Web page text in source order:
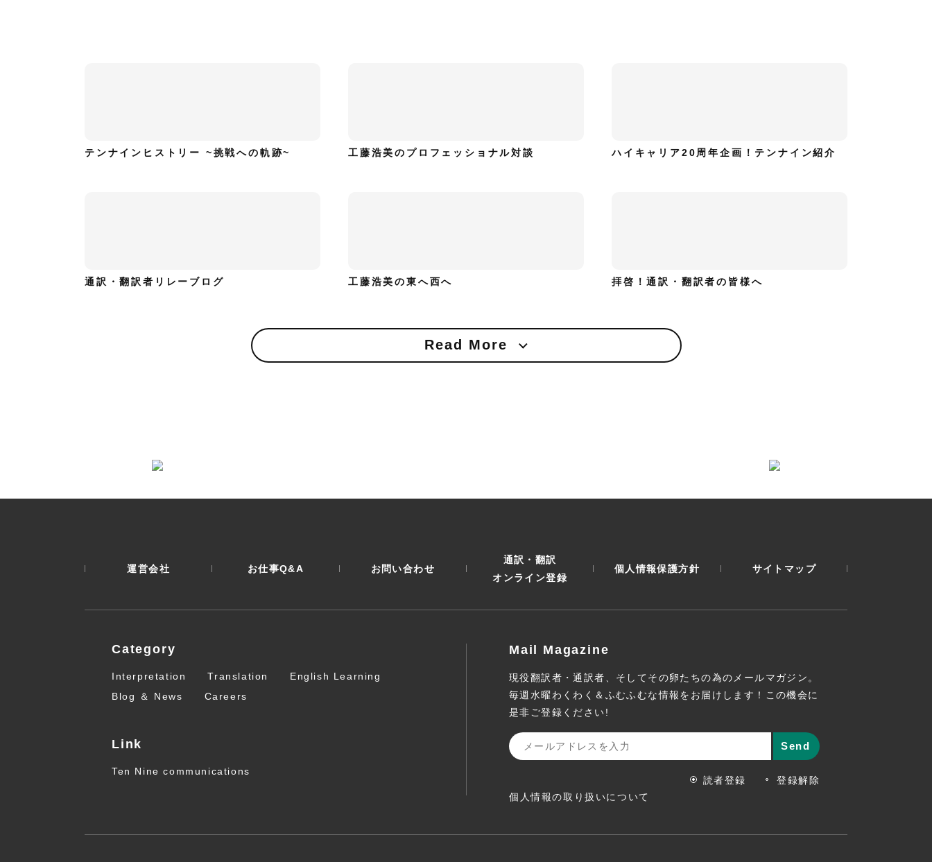
テンナインヒストリー ~挑戦への軌跡~ 工藤浩美のプロフェッショナル対談 ハイキャリア20周年企画！テンナイン紹介
通訳・翻訳者リレーブログ 工藤浩美の東へ西へ 拝啓！通訳・翻訳者の皆様へ
Read More
運営会社 お仕事Q&A お問い合わせ
通訳・翻訳
オンライン登録
個人情報保護方針 サイトマップ
Category
Interpretation Translation
English Learning
Blog ＆ News
Careers
Link
Ten Nine communications
Mail Magazine
現役翻訳者・通訳者、そしてその卵たちの為のメールマガジン。
毎週水曜わくわく＆ふむふむな情報をお届けします！この機会に
是非ご登録ください!
読者登録
登録解除
個人情報の取り扱いについて